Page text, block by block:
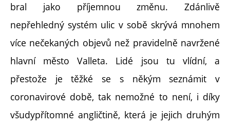
bral jako příjemnou změnu. Zdánlivě
nepřehledný systém ulic v sobě skrývá mnohem
více nečekaných objevů než pravidelně navržené
hlavní město Valleta. Lidé jsou tu vlídní, a
přestože je těžké se s někým seznámit v
coronavirové době, tak nemožné to není, i díky
všudypřítomné angličtině, která je jejich druhým